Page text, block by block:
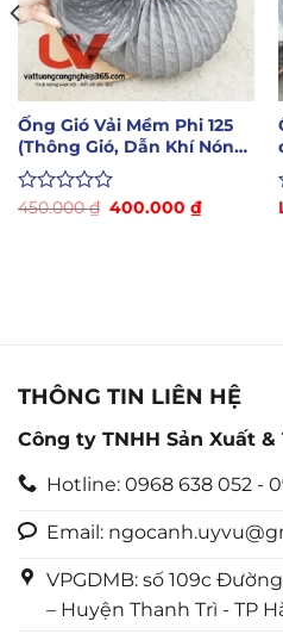
Ống Gió Vải Mềm Phi 125
(Thông Gió, Dẫn Khí Nóng,
Hút Khói)
Được
450.000₫ Giá
400.000 ₫Giá
hiện
THÔNG TIN LIÊN HỆ
Công ty TNHH Sản Xuất
Hotline: 0968 638 052 -
Email:
VPGDMB: số 109c
– Huyện Thanh Trì - TP